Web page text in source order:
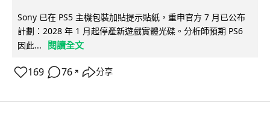
Sony 已在 PS5 主機包裝加貼提示貼紙，重申官方 7 月已公布
計劃：2028 年 1 月起停產新遊戲實體光碟。分析師預期 PS6
因此...
閱讀全文
169 76 ↗ 分享